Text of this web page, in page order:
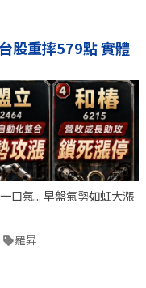
股重摔579點 實體
口氣... 早盤氣勢如虹大漲
羅昇